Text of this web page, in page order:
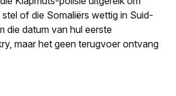
of die Somaliërs wettig in Suid-
die datum van hul eerste
maar het geen terugvoer ontvang